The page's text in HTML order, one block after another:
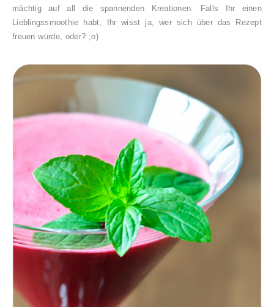
mächtig auf all die spannenden Kreationen. Falls Ihr einen
Lieblingssmoothie habt, Ihr wisst ja, wer sich über das Rezept
freuen würde, oder? ;o)